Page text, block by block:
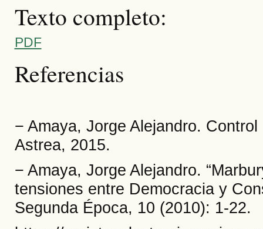
Texto completo:
PDF
Referencias
− Amaya, Jorge Alejandro.
Astrea, 2015.
− Amaya, Jorge Alejandro.
tensiones entre Democracia y
Segunda Época, 10 (2010): 1-22.